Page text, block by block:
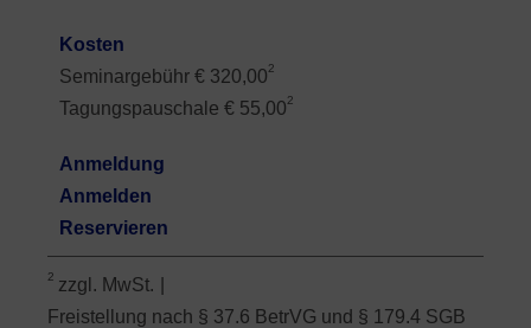
Kosten
Seminargebühr € 320,002
Tagungspauschale € 55,002
Anmeldung
Anmelden
Reservieren
2 zzgl. MwSt.
Freistellung nach § 37.6 BetrVG und § 179.4 SGB